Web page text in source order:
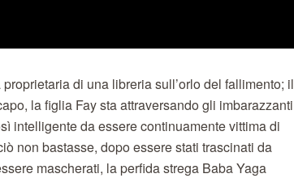
di una libreria sull’orlo del fallimento; il
la figlia Fay sta attraversando gli imbarazzanti
intelligente da essere continuamente vittima di
non bastasse, dopo essere stati trascinati da
mascherati, la perfida strega Baba Yaga